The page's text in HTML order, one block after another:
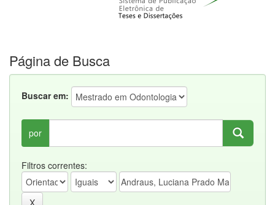
Página de Busca
Buscar em:
por
Filtros correntes: